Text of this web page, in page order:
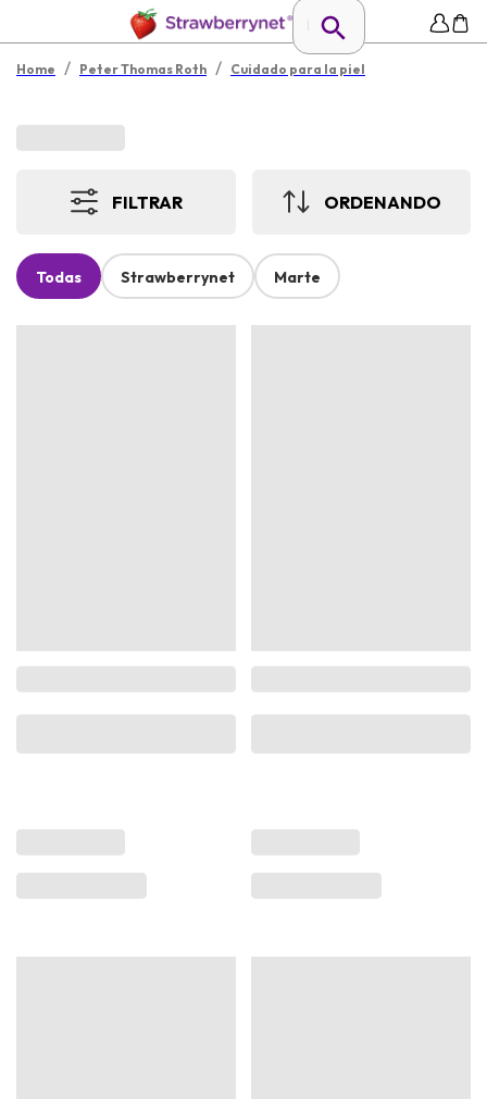
Home / Peter Thomas Roth / Cuidado para la piel
FILTRAR ORDENANDO
Todas Strawberrynet Marte